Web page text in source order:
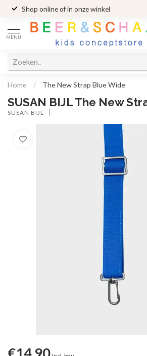
Shop online of in onze winkel
MENU
Home / The New Strap Blue Wide
SUSAN BIJL The New
SUSAN BIJL